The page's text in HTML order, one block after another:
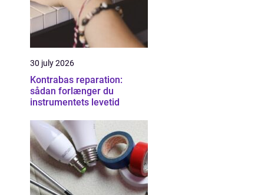
30 july 2026
Kontrabas reparation:
sådan forlænger du
instrumentets levetid